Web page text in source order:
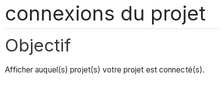
connexions du projet
Objectif
Afficher auquel(s) projet(s) votre projet est connecté(s).